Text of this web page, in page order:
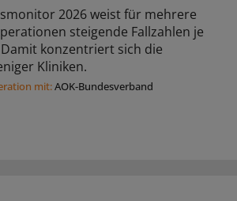
2026 weist für mehrere
steigende Fallzahlen je
konzentriert sich die
Kliniken.
mit:AOK-Bundesverband